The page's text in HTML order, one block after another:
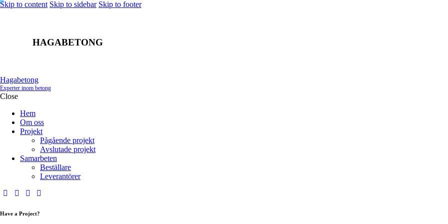
Skip to content Skip to sidebar Skip to footer
HAGABETONG
Hagabetong
Experter inom betong
Close
Hem
Om oss
Projekt
Pågående projekt
Avslutade projekt
Samarbeten
Beställare
Leverantörer
Have a Project?